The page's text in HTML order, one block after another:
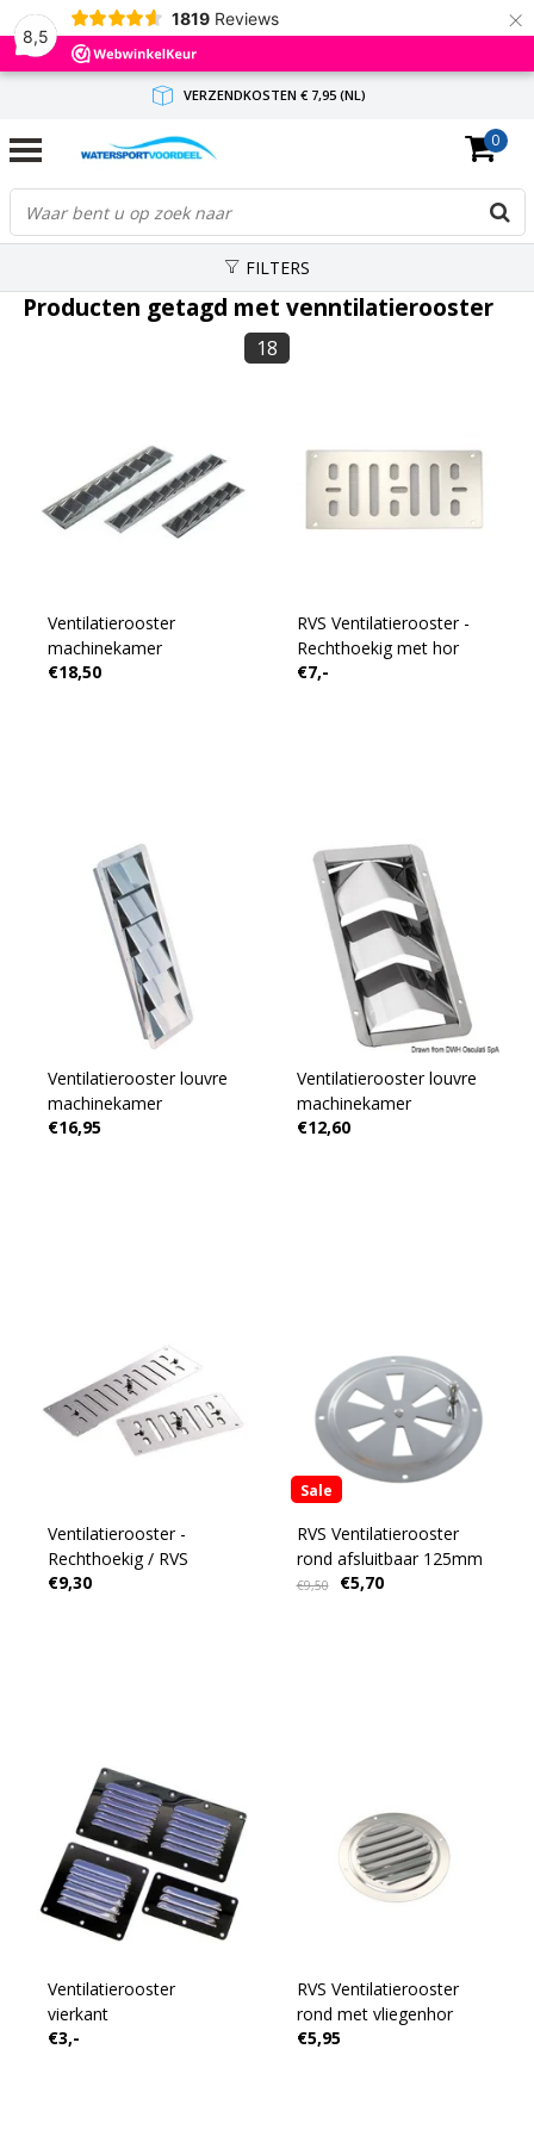
8,5
1819 Reviews ×
VERZENDKOSTEN € 7,95 (NL)
GRATIS VERZENDING(NL) VANAF € 65,-
BINNEN 1-3 WERKDAGEN ANTWOORD
0
FILTERS
Producten getagd met venntilatierooster
18
Ventilatierooster
machinekamer
€18,50
RVS Ventilatierooster -
Rechthoekig met hor
€7,-
Ventilatierooster louvre
machinekamer
€16,95
Ventilatierooster louvre
machinekamer
€12,60
Ventilatierooster -
Rechthoekig / RVS
€9,30
Sale
RVS Ventilatierooster
rond afsluitbaar 125mm
€9,50 €5,70
Ventilatierooster
vierkant
€3,-
RVS Ventilatierooster
rond met vliegenhor
€5,95